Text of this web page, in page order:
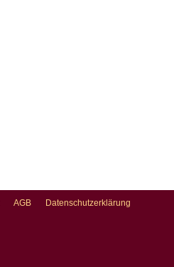
AGB Datenschutzerklärung